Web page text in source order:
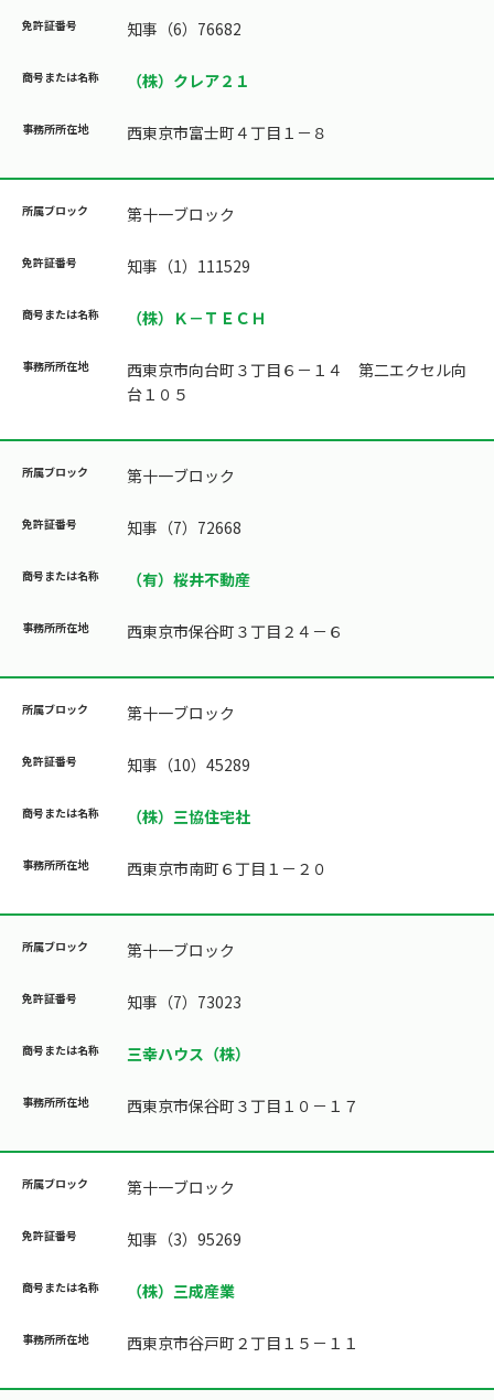
知事（6）76682
（株）クレア２１
西東京市富士町４丁目１－８
第十一ブロック
知事（1）111529
（株）Ｋ－ＴＥＣＨ
西東京市向台町３丁目６－１４ 第二エクセル向
台１０５
第十一ブロック
知事（7）72668
（有）桜井不動産
西東京市保谷町３丁目２４－６
第十一ブロック
知事（10）45289
（株）三協住宅社
西東京市南町６丁目１－２０
第十一ブロック
知事（7）73023
三幸ハウス（株）
西東京市保谷町３丁目１０－１７
第十一ブロック
知事（3）95269
（株）三成産業
西東京市谷戸町２丁目１５－１１